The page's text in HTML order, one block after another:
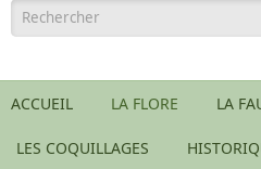
Formulaire de recherche
ACCUEIL LA FLORE LA
LES COQUILLAGES